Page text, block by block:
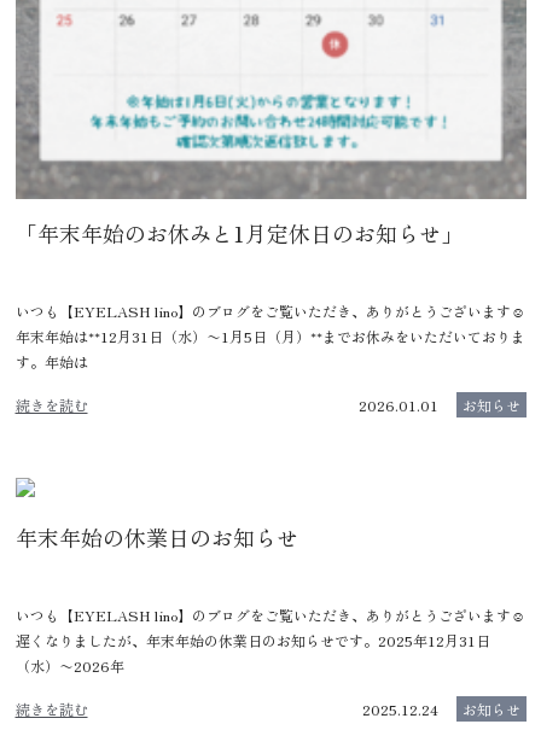
「年末年始のお休みと1月定休日のお知らせ」
いつも【EYELASH lino】のブログをご覧いただき、ありがとうございます☺️
年末年始は**12月31日（水）〜1月5日（月）**までお休みをいただいておりま
す。年始は
続きを読む 2026.01.01 お知らせ
年末年始の休業日のお知らせ
いつも【EYELASH lino】のブログをご覧いただき、ありがとうございます☺️
遅くなりましたが、年末年始の休業日のお知らせです。2025年12月31日
（水）〜2026年
続きを読む 2025.12.24 お知らせ